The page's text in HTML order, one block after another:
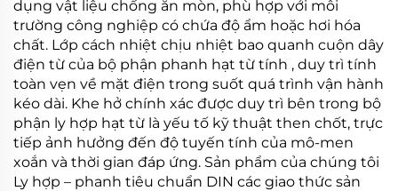
dụng vật liệu chống ăn mòn, phù hợp với môi
trường công nghiệp có chứa độ ẩm hoặc hơi hóa
chất. Lớp cách nhiệt chịu nhiệt bao quanh cuộn dây
điện từ của bộ phận phanh hạt từ tính , duy trì tính
toàn vẹn về mặt điện trong suốt quá trình vận hành
kéo dài. Khe hở chính xác được duy trì bên trong bộ
phận ly hợp hạt từ là yếu tố kỹ thuật then chốt, trực
tiếp ảnh hưởng đến độ tuyến tính của mô-men
xoắn và thời gian đáp ứng. Sản phẩm của chúng tôi
Ly hợp – phanh tiêu chuẩn DIN các giao thức sản